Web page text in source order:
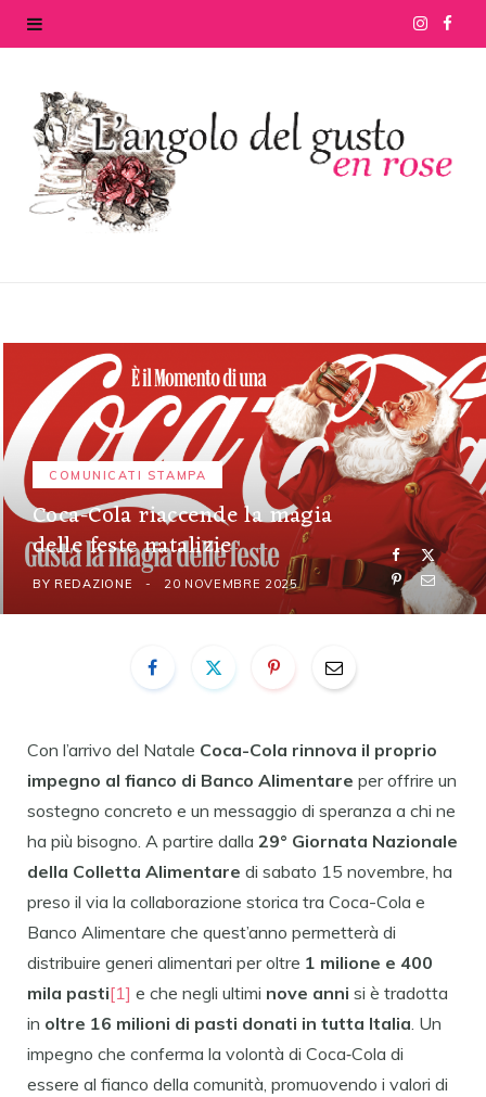
I
t
m
e
COMUNICATI STAMPA
Coca-Cola riaccende la magia
delle feste natalizie
BY REDAZIONE 20 NOVEMBRE 2025
Con l’arrivo del Natale Coca-Cola rinnova il proprio
impegno al fianco di Banco Alimentare per offrire un
sostegno concreto e un messaggio di speranza a chi ne
ha più bisogno. A partire dalla 29° Giornata Nazionale
della Colletta Alimentare di sabato 15 novembre, ha
preso il via la collaborazione storica tra Coca-Cola e
Banco Alimentare che quest’anno permetterà di
distribuire generi alimentari per oltre 1 milione e 400
mila pasti[1] e che negli ultimi nove anni si è tradotta
in oltre 16 milioni di pasti donati in tutta Italia . Un
impegno che conferma la volontà di Coca‑Cola di
essere al fianco della comunità, promuovendo i valori di